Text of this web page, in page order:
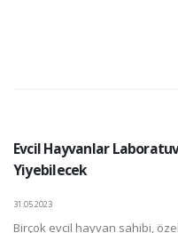
Evcil Hayvanlar
Yiyebilecek
31.05.2023
Birçok evcil hayvan sahibi,